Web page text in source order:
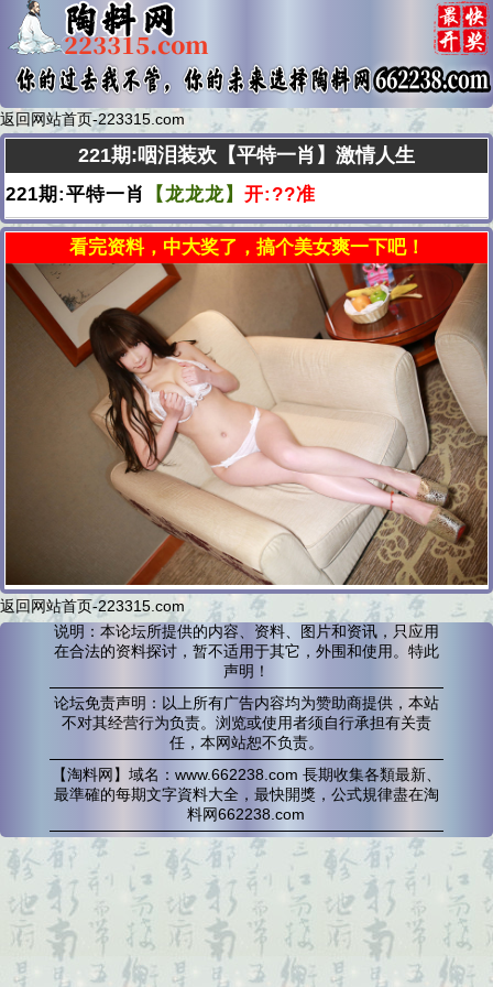
返回网站首页-223315.com
221期:咽泪装欢【平特一肖】激情人生
221期:平特一肖 【龙龙龙】 开:??准
看完资料，中大奖了，搞个美女爽一下吧！
返回网站首页-223315.com
说明：本论坛所提供的内容、资料、图片和资讯，只应用
在合法的资料探讨，暂不适用于其它，外围和使用。特此
声明！
论坛免责声明：以上所有广告内容均为赞助商提供，本站
不对其经营行为负责。浏览或使用者须自行承担有关责
任，本网站恕不负责。
【淘料网】域名：www.662238.com 長期收集各類最新、
最準確的每期文字資料大全，最快開獎，公式規律盡在淘
料网662238.com